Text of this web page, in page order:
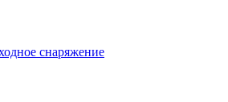
снаряжение